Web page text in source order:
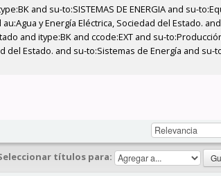
and su-to:SISTEMAS DE ENERGIA and su-
y Energía Eléctrica, Sociedad del Estado.
and itype:BK and ccode:EXT and su-
del Estado. and su-to:Sistemas de Energía and
títulos para: